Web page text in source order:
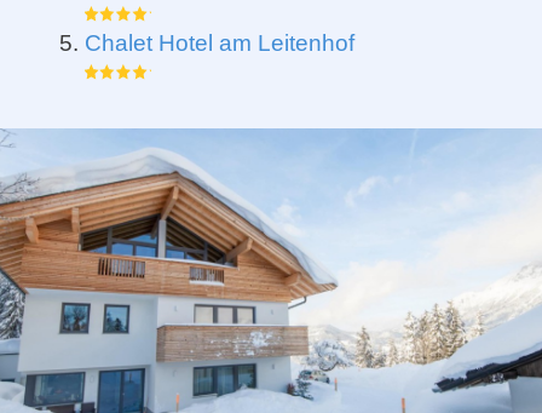
Chalet Hotel am Leitenhof